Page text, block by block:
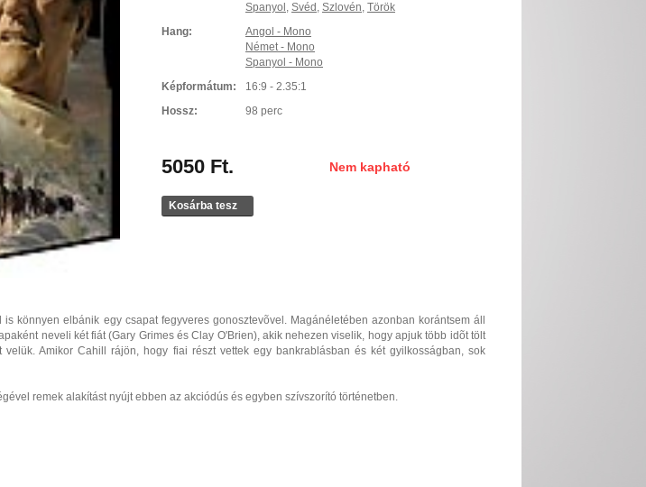
Spanyol , Svéd , Szlovén, Török
Hang:
Angol - Mono
Német - Mono
Spanyol - Mono
Képformátum:
16:9 - 2.35:1
Hossz:
98 perc
5050 Ft. Nem kapható
Kosárba tesz
könnyen elbánik egy csapat fegyveres gonosztevõvel. Magánéletében azonban korántsem áll
neveli két fiát (Gary Grimes és Clay O'Brien), akik nehezen viselik, hogy apjuk több idõt tölt
velük. Amikor Cahill rájön, hogy fiai részt vettek egy bankrablásban és két gyilkosságban, sok
remek alakítást nyújt ebben az akciódús és egyben szívszorító történetben.